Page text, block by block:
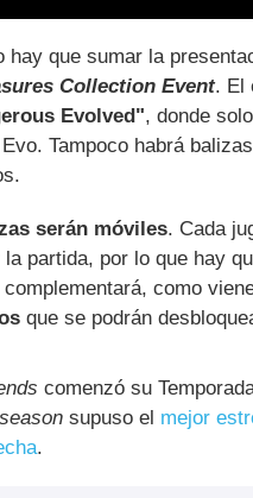
hay que sumar la
Collection Event. El
Evolved", donde
Tampoco habrá
serán móviles. Cada
partida, por lo que hay
como
que se podrán
comenzó su
season supuso el mejor
.